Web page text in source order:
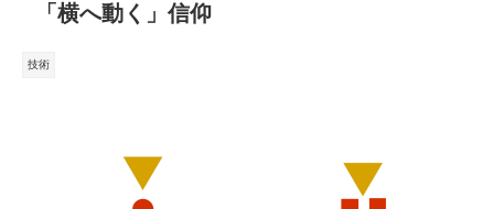
「横へ動く」信仰
技術